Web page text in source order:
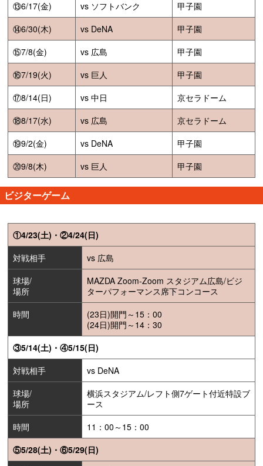
⑬6/17(金) vs ソフトバンク
甲子園
⑭6/30(木)
vs DeNA
甲子園
⑮7/8(金)
vs 広島
甲子園
⑯7/19(火)
vs 巨人
甲子園
⑰8/14(日)
vs 中日
京セラドーム
⑱8/17(水)
vs 広島
京セラドーム
⑲9/2(金)
vs DeNA
甲子園
⑳9/8(木)
vs 巨人 甲子園
ビジターゲーム
①4/23(土)・②4/24(日)
対戦相手
vs 広島
球場/
場所
MAZDA Zoom-Zoom スタジアム広島/ビジ
ターパフォーマンス席下コンコース
時間
(23日)開門～15：00
(24日)開門～14：30
③5/14(土)・④5/15(日)
対戦相手
vs DeNA
球場/
場所
横浜スタジアム/レフト側7ゲート付近特設ブ
ース
時間
11：00～15：00
⑤5/28(土)・⑥5/29(日)